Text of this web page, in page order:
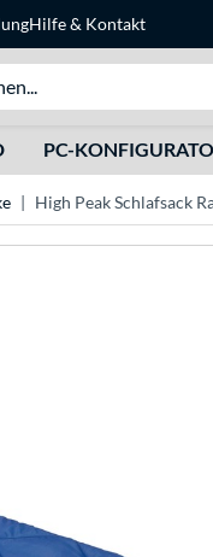
Hilfe& Kontakt
PC-
High Peak Schlafsack